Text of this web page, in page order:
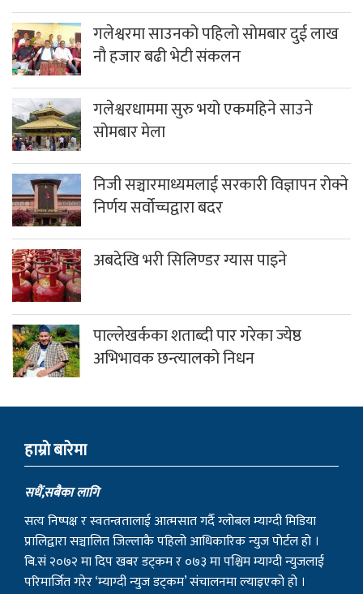
गलेश्वरमा साउनको पहिलो सोमबार दुई लाख
नौ हजार बढी भेटी संकलन
गलेश्वरधाममा सुरु भयो एकमहिने साउने
सोमबार मेला
निजी सञ्चारमाध्यमलाई सरकारी विज्ञापन रोक्ने
निर्णय सर्वोच्चद्वारा बदर
अबदेखि भरी सिलिण्डर ग्यास पाइने
पाल्लेखर्कका शताब्दी पार गरेका ज्येष्ठ
अभिभावक छन्त्यालको निधन
हाम्राे बारेमा
सधैं,सबैका लागि
सत्य निष्पक्ष र स्वतन्त्रतालाई आत्मसात गर्दै ग्लोबल म्याग्दी मिडिया
प्रालिद्वारा सञ्चालित जिल्लाकै पहिलो आधिकारिक न्युज पोर्टल हो ।
बि.सं २०७२ मा दिप खबर डट्कम र ०७३ मा पश्चिम म्याग्दी न्युजलाई
परिमार्जित गरेर ‘म्याग्दी न्युज डट्कम’ संचालनमा ल्याइएको हो ।